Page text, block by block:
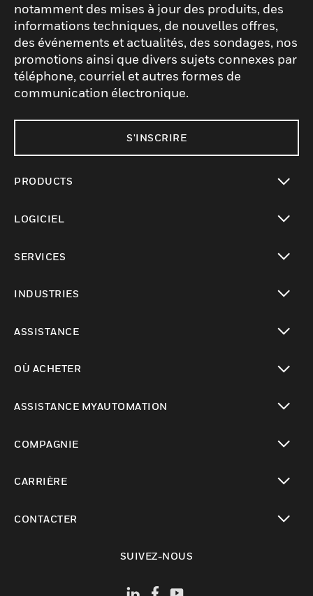
notamment des mises à jour des produits, des
informations techniques, de nouvelles offres,
des événements et actualités, des sondages, nos
promotions ainsi que divers sujets connexes par
téléphone, courriel et autres formes de
communication électronique.
S'INSCRIRE
PRODUCTS
LOGICIEL
SERVICES
INDUSTRIES
ASSISTANCE
OÙ ACHETER
ASSISTANCE MYAUTOMATION
COMPAGNIE
CARRIÈRE
CONTACTER
SUIVEZ-NOUS